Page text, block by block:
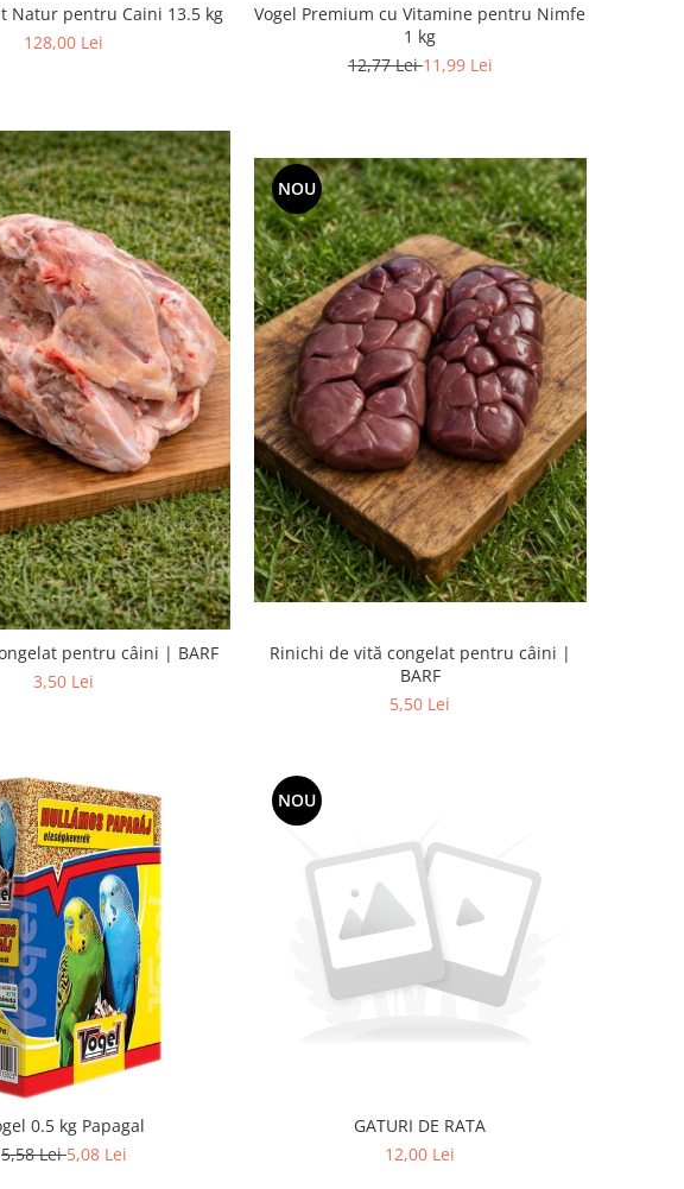
Natur pentru Caini 13.5 kg
128,00 Lei
Vogel Premium cu Vitamine pentru Nimfe
1 kg
12,77 Lei11,99 Lei
pentru câini | BARF
3,50 Lei
NOU
Rinichi de vită congelat pentru câini |
BARF
5,50 Lei
0.5 kg Papagal
5,58 Lei5,08 Lei
NOU
GATURI DE RATA
12,00 Lei